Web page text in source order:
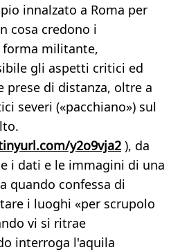
innalzato a Roma per
cosa credono i
militante,
gli aspetti critici ed
prese di distanza, oltre a
severi («pacchiano») sul
y2o9vja2), da
i dati e le immagini di una
quando confessa di
i luoghi «per scrupolo
vi si ritrae
interroga l'aquila